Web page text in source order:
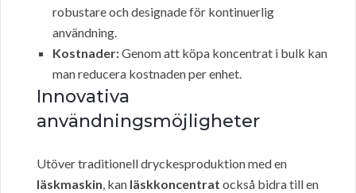
robustare och designade för kontinuerlig
användning.
Kostnader:Genom att köpa koncentrat i bulk kan
man reducera kostnaden per enhet.
Innovativa
användningsmöjligheter
Utöver traditionell dryckesproduktion med en
läskmaskin, kan läskkoncentrat också bidra till en